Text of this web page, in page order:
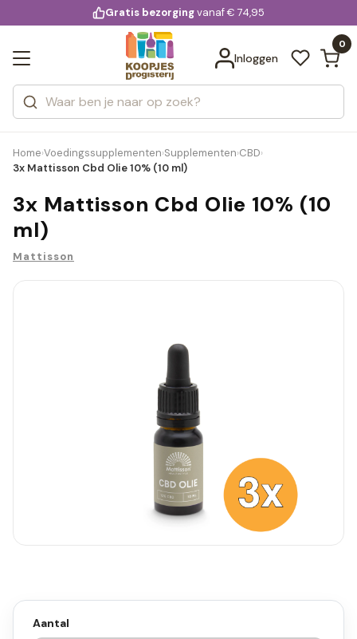
voor 20:00 uur besteld
Gratis bezorgingvanaf € 74,95
Inloggen
0
Zoeken
Categorieën
Merken
Bekijk alle resultaten
Home›Voedingssupplementen›Supplementen›CBD›
3x Mattisson Cbd Olie 10% (10 ml)
3x Mattisson Cbd Olie 10% (10
ml)
Mattisson
Aantal